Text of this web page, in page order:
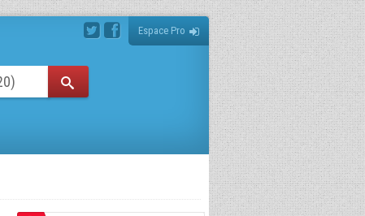
Espace Pro